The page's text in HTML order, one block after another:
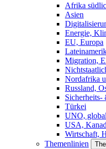
Afrika
Asien
Energie,
EU, Europa
Migration,
Nordafrika
Russland,
Türkei
UNO,
USA,
Wirtschaft,
Themenlinien